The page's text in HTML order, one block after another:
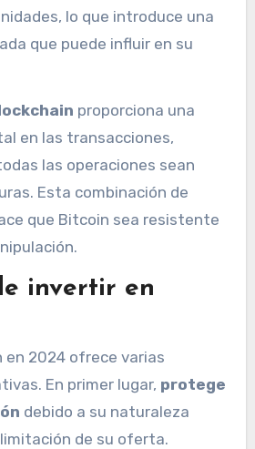
lo que introduce una
que puede influir en su
proporciona una
en las transacciones,
las operaciones sean
Esta combinación de
que Bitcoin sea resistente
invertir en
en 2024 ofrece varias
En primer lugar, protege
debido a su naturaleza
de su oferta.